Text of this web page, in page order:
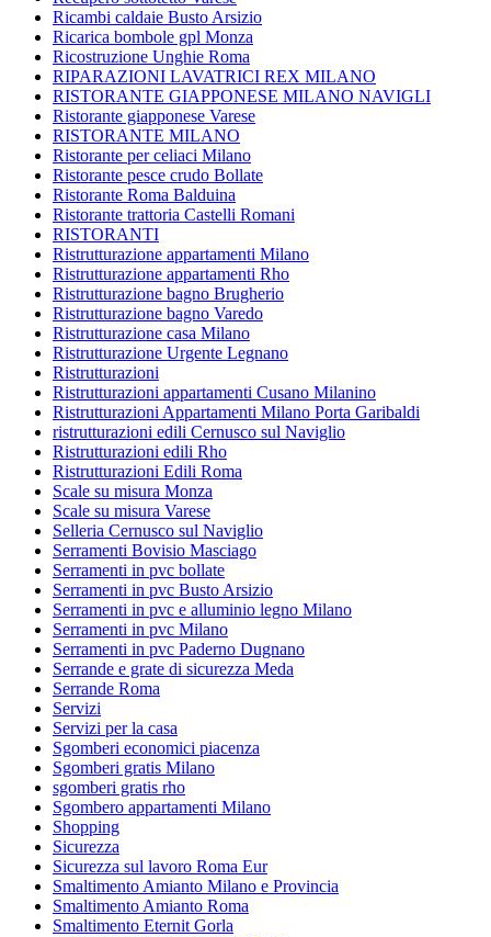
Ricambi caldaie Busto Arsizio
Ricarica bombole gpl Monza
Ricostruzione Unghie Roma
RIPARAZIONI LAVATRICI REX MILANO
RISTORANTE GIAPPONESE MILANO NAVIGLI
Ristorante giapponese Varese
RISTORANTE MILANO
Ristorante per celiaci Milano
Ristorante pesce crudo Bollate
Ristorante Roma Balduina
Ristorante trattoria Castelli Romani
RISTORANTI
Ristrutturazione appartamenti Milano
Ristrutturazione appartamenti Rho
Ristrutturazione bagno Brugherio
Ristrutturazione bagno Varedo
Ristrutturazione casa Milano
Ristrutturazione Urgente Legnano
Ristrutturazioni
Ristrutturazioni appartamenti Cusano Milanino
Ristrutturazioni Appartamenti Milano Porta Garibaldi
ristrutturazioni edili Cernusco sul Naviglio
Ristrutturazioni edili Rho
Ristrutturazioni Edili Roma
Scale su misura Monza
Scale su misura Varese
Selleria Cernusco sul Naviglio
Serramenti Bovisio Masciago
Serramenti in pvc bollate
Serramenti in pvc Busto Arsizio
Serramenti in pvc e alluminio legno Milano
Serramenti in pvc Milano
Serramenti in pvc Paderno Dugnano
Serrande e grate di sicurezza Meda
Serrande Roma
Servizi
Servizi per la casa
Sgomberi economici piacenza
Sgomberi gratis Milano
sgomberi gratis rho
Sgombero appartamenti Milano
Shopping
Sicurezza
Sicurezza sul lavoro Roma Eur
Smaltimento Amianto Milano e Provincia
Smaltimento Amianto Roma
Smaltimento Eternit Gorla